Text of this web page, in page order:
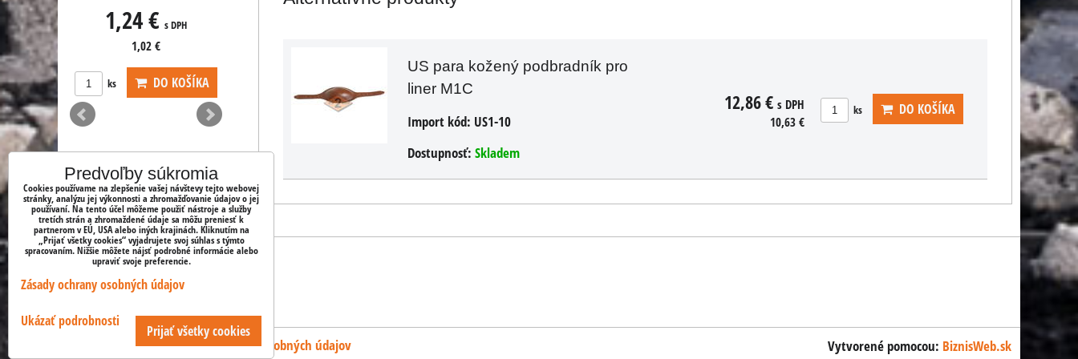
US para kožený podbradník pro
liner M1C
Import kód: US1-10
Dostupnosť: Skladem
12,86 € s DPH
10,63 €
ks DO KOŠÍKA
€s DPH
€
DO KOŠÍKA
2,65 €
ks
OBJEDNÁVKY
Predvoľby súkromia Zásady ochrany osobných údajov Vytvorené pomocou: BiznisWeb.sk
Predvoľby súkromia
Cookies používame na zlepšenie vašej návštevy tejto webovej
stránky, analýzu jej výkonnosti a zhromažďovanie údajov o jej
používaní. Na tento účel môžeme použiť nástroje a služby
tretích strán a zhromaždené údaje sa môžu preniesť k
partnerom v EÚ, USA alebo iných krajinách. Kliknutím na
„Prijať všetky cookies“ vyjadrujete svoj súhlas s týmto
spracovaním. Nižšie môžete nájsť podrobné informácie alebo
upraviť svoje preferencie.
Zásady ochrany osobných údajov
Ukázať podrobnosti
Prijať všetky cookies